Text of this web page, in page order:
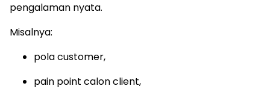
pengalaman nyata.
Misalnya:
pola customer,
pain point calon client,